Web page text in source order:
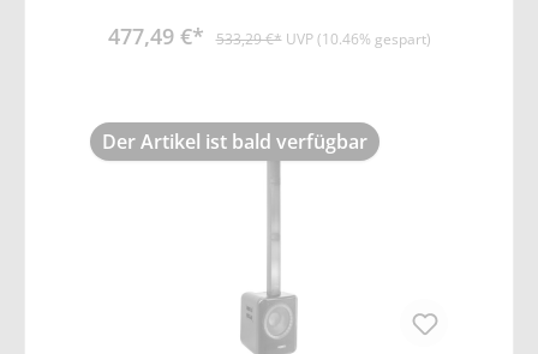
Bass/Treble Regler • Schutzschaltungen:
• Gewicht: 15,8kg • Sicherung: 6A • UKW-
Frequenzband: 87.5-107.5MHz • Leistung:
350W • Ausgänge: Low impedance 4-16
2dBm
477,49 €* 533,29 €* UVP (10.46% gespart)
Der Artikel ist bald verfügbar